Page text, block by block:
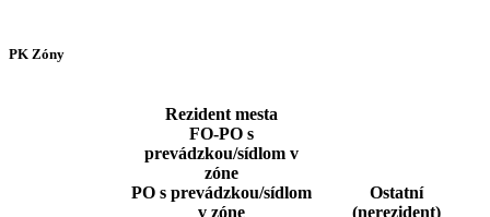
PK Zóny
Rezident mesta
FO-PO s
prevádzkou/sídlom v
zóne
PO s prevádzkou/sídlom
v zóne
Ostatní
(nerezident)